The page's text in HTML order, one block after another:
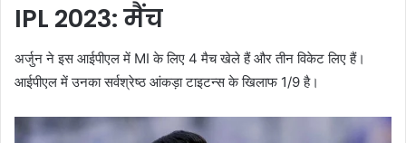
IPL 2023: मैंच
अर्जुन ने इस आईपीएल में MI के लिए 4 मैच खेले हैं और तीन विकेट लिए हैं।
आईपीएल में उनका सर्वश्रेष्ठ आंकड़ा टाइटन्स के खिलाफ 1/9 है।